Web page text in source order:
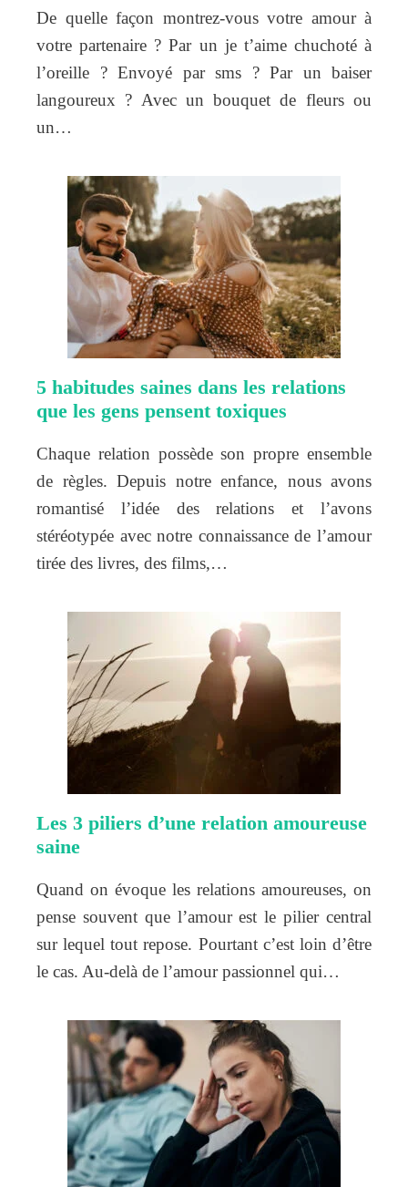
De quelle façon montrez-vous votre amour à
votre partenaire ? Par un je t’aime chuchoté à
l’oreille ? Envoyé par sms ? Par un baiser
langoureux ? Avec un bouquet de fleurs ou
un…
5 habitudes saines dans les relations
que les gens pensent toxiques
Chaque relation possède son propre ensemble
de règles. Depuis notre enfance, nous avons
romantisé l’idée des relations et l’avons
stéréotypée avec notre connaissance de l’amour
tirée des livres, des films,…
Les 3 piliers d’une relation amoureuse
saine
Quand on évoque les relations amoureuses, on
pense souvent que l’amour est le pilier central
sur lequel tout repose. Pourtant c’est loin d’être
le cas. Au-delà de l’amour passionnel qui…